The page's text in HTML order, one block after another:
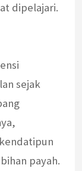
dipelajari.
sejak
payah.